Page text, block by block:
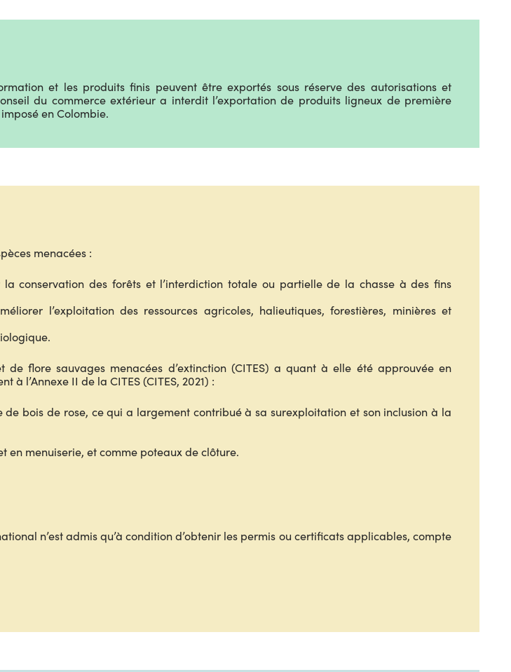
et les produits finis peuvent être exportés sous réserve des autorisations et
du commerce extérieur a interdit l’exportation de produits ligneux de première
en Colombie.
menacées :
conservation des forêts et l’interdiction totale ou partielle de la chasse à des fins
l’exploitation des ressources agricoles, halieutiques, forestières, minières et
flore sauvages menacées d’extinction (CITES) a quant à elle été approuvée en
à l’Annexe II de la CITES (CITES, 2021) :
de bois de rose, ce qui a largement contribué à sa surexploitation et son inclusion à la
en menuiserie, et comme poteaux de clôture.
n’est admis qu’à condition d’obtenir les permis ou certificats applicables, compte